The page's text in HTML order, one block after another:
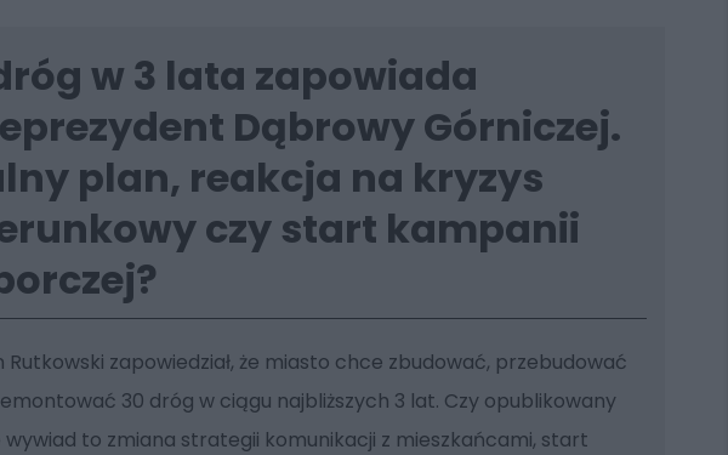
w 3 lata zapowiada
Dąbrowy Górniczej.
plan, reakcja na kryzys
czy start kampanii
Rutkowski zapowiedział, że miasto chce zbudować, przebudować
30 dróg w ciągu najbliższych 3 lat. Czy opublikowany
wywiad to zmiana strategii komunikacji z mieszkańcami, start